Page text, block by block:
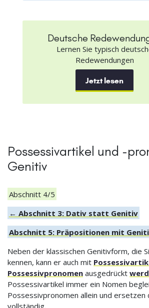
Deutsche
Lernen Sie typisch
Redewendungen
Jetzt lesen
Possessivartikel und -
Genitiv
Abschnitt 4/5
← Abschnitt 3: Dativ statt Genitiv
Abschnitt 5: Präpositionen mit
Neben der klassischen Genitivform, die
kennen, kann er auch mit
Possessivpronomen ausgedrückt
Possessivartikel immer ein Nomen
Possessivpronomen allein und ersetzen
vollständig.